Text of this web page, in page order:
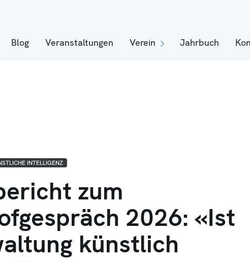
Blog Veranstaltungen Verein Jahrbuch
INTELLIGENZ
zum
2026: «Ist
künstlich